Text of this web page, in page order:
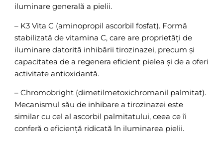
iluminare generală a pielii.
– K3 Vita C (aminopropil ascorbil fosfat). Formă
stabilizată de vitamina C, care are proprietăți de
iluminare datorită inhibării tirozinazei, precum și
capacitatea de a regenera eficient pielea și de a oferi
activitate antioxidantă.
– Chromobright (dimetilmetoxichromanil palmitat).
Mecanismul său de inhibare a tirozinazei este
similar cu cel al ascorbil palmitatului, ceea ce îi
conferă o eficiență ridicată în iluminarea pielii.